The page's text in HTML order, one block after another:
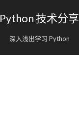
Python 技术分享
深入浅出学习 Python